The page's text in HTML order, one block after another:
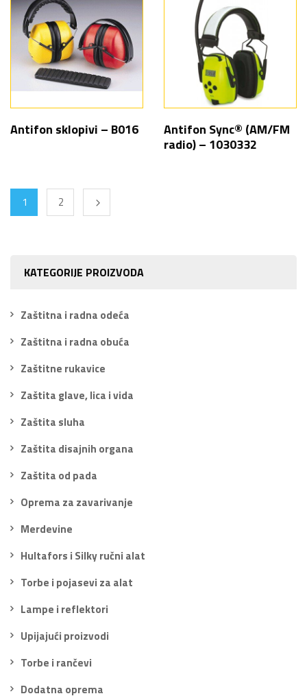
KATEGORIJE PROIZVODA
Zaštitna i radna odeća
Zaštitna i radna obuća
Zaštitne rukavice
Zaštita glave, lica i vida
Zaštita sluha
Zaštita disajnih organa
Zaštita od pada
Oprema za zavarivanje
Merdevine
Hultafors i Silky ručni alat
Torbe i pojasevi za alat
Lampe i reflektori
Upijajući proizvodi
Torbe i rančevi
Dodatna oprema
Antifon sklopivi – B016
Antifon Sync® (AM/FM
radio) – 1030332
1 2